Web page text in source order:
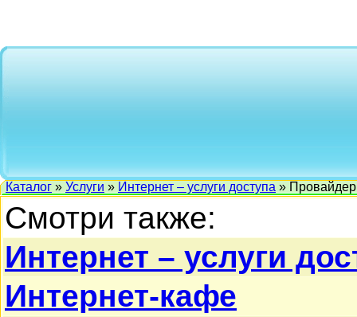
Каталог » Услуги » Интернет – услуги доступа »
Смотри также:
Интернет – услуги
Интернет-кафе